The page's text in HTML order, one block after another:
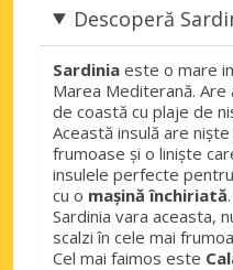
Descoperă
Sardinia este o mare
Marea Mediterană.
de coastă cu plaje de
Această insulă are
frumoase și o liniște
insulele perfecte
cu o mașină închiriată
Sardinia vara aceasta,
scalzi în cele mai
Cel mai faimos este